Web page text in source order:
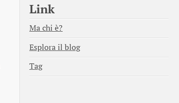
Link
Ma chi è?
Esplora il blog
Tag